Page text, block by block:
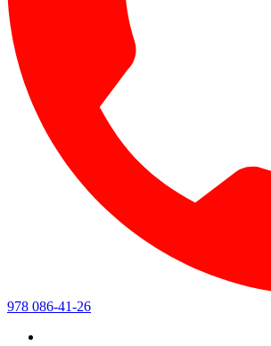
978 086-41-26